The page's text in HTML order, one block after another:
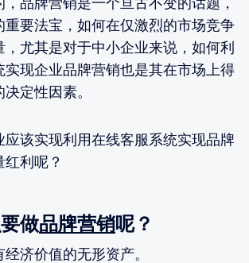
重要法宝，如何在仅激烈的市场竞争
，尤其是对于中小企业来说，如何利
实现企业品牌营销也是其在市场上得
定性因素。
应该实现利用在线客服系统实现品牌
利呢？
做品牌营销呢？
济价值的无形资产。